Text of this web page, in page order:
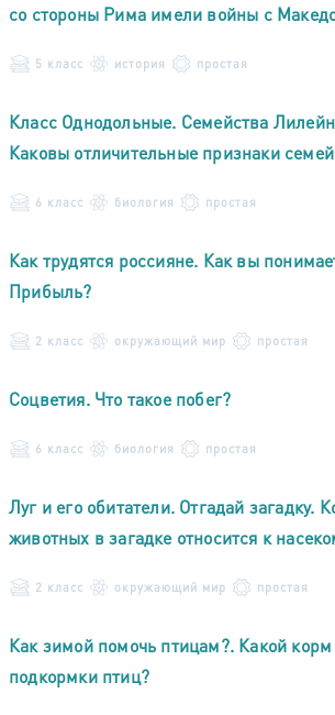
со стороны Рима имели войны с
5 класс история простая
Класс Однодольные. Семейства
Каковы отличительные признаки
6 класс биология простая
Как трудятся россияне. Как вы
Прибыль?
2 класс окружающий мир простая
Соцветия. Что такое побег?
6 класс биология простая
Луг и его обитатели. Отгадай загадку.
животных в загадке относится к
2 класс окружающий мир простая
Как зимой помочь птицам?. Какой
подкормки птиц?